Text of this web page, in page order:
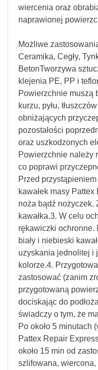
wiercenia oraz
naprawionej
Możliwe
Ceramika, Cegły,
BetonTworzywa
klejenia PE, PP i
Powierzchnie muszą
kurzu, pyłu,
obniżających
pozostałości
oraz uszkodzonych
Powierzchnie należy
co poprawi
Przed
kawałek masy
noża bądź nożyczek.
kawałka.3. W celu
rękawiczki ochronne.
biały i niebieski
uzyskania jednolitej i
kolorze.4.
zastosować (zanim
przygotowaną
dociskając do
świadczy o tym, że
Po około 5 minutach
Pattex Repair
około 15 min od
szlifowana,